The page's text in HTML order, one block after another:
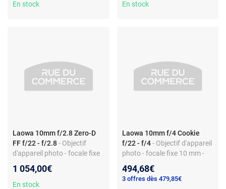
En stock En stock
Laowa 10mm f/2.8 Zero-D
FF f/22 - f/2.8- Objectif
d'appareil photo - focale fixe
monture Sony FE - f/2.8
lumineux
1 054,00€
En stock
Laowa 10mm f/4 Cookie
f/22 - f/4 - Objectif d'appareil
photo - focale fixe 10 mm -
paysage
494,68€
3 offres dès 479,85€